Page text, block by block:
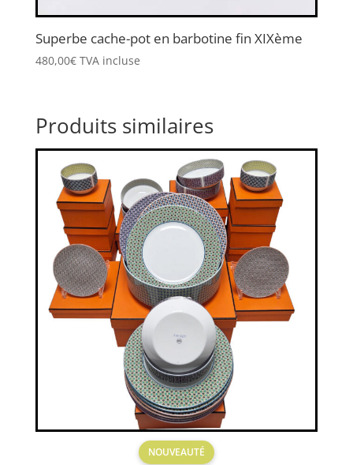
Superbe cache-pot en barbotine fin XIXème
480,00€ TVA incluse
Produits similaires
NOUVEAUTÉ